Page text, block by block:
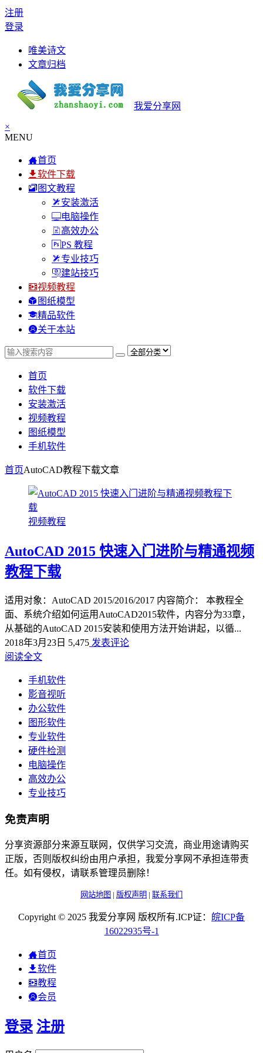
注册
登录
唯美诗文
文章归档
我爱分享网
×
MENU
首页
软件下载
图文教程
安装激活
电脑操作
高效办公
PS 教程
专业技巧
建站技巧
视频教程
图纸模型
精品软件
关于本站
首页
软件下载
安装激活
视频教程
图纸模型
手机软件
首页AutoCAD教程下载文章
视频教程
AutoCAD 2015 快速入门进阶与精通视频
教程下载
适用对象：AutoCAD 2015/2016/2017 内容简介： 本教程全
面、系统介绍如何运用AutoCAD2015软件，内容分为33章，
从基础的AutoCAD 2015安装和使用方法开始讲起，以循...
2018年3月23日 5,475 发表评论
阅读全文
手机软件
影音视听
办公软件
图形软件
专业软件
硬件检测
电脑操作
高效办公
专业技巧
免责声明
分享资源部分来源互联网，仅供学习交流，商业用途请购买
正版，否则版权纠纷由用户承担，我爱分享网不承担连带责
任。如有侵权，请联系管理员删除！
网站地图 | 版权声明 | 联系我们
Copyright © 2025 我爱分享网 版权所有.ICP证： 皖ICP备
16022935号-1
首页
软件
教程
会员
登录 注册